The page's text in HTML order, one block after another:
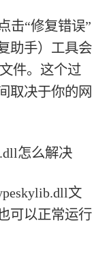
击“修复错误”
助手）工具会
件。这个过
取决于你的网
文
可以正常运行